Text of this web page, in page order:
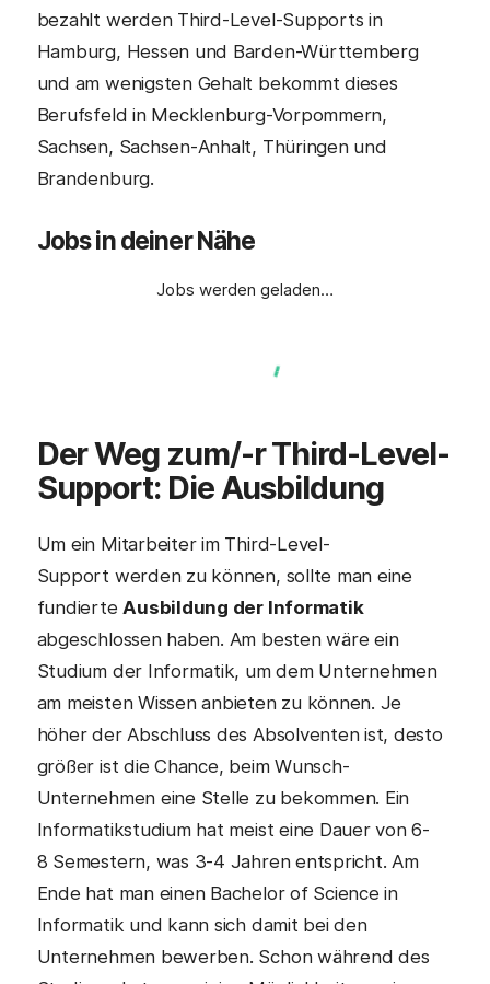
bezahlt werden Third-Level-Supports in
Hamburg, Hessen und Barden-Württemberg
und am wenigsten Gehalt bekommt dieses
Berufsfeld in Mecklenburg-Vorpommern,
Sachsen, Sachsen-Anhalt, Thüringen und
Brandenburg.
Jobs in deiner Nähe
Jobs werden geladen…
Der Weg zum/-rThird-Level-
Support: Die Ausbildung
Um ein Mitarbeiter im Third-Level-
Support werden zu können, sollte man eine
fundierteAusbildung der Informatik
abgeschlossen haben. Am besten wäre ein
Studium der Informatik, um dem Unternehmen
am meisten Wissen anbieten zu können. Je
höher der Abschluss des Absolventen ist, desto
größer ist die Chance, beim Wunsch-
Unternehmen eine Stelle zu bekommen. Ein
Informatikstudium hat meist eine Dauer von 6-
8 Semestern, was 3-4 Jahren entspricht. Am
Ende hat man einen Bachelor of Science in
Informatik und kann sich damit bei den
Unternehmen bewerben. Schon während des